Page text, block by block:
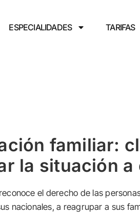
ESPECIALIDADES TARIFAS
familiar:
la situación a
el derecho de las
nacionales, a reagrupar a sus